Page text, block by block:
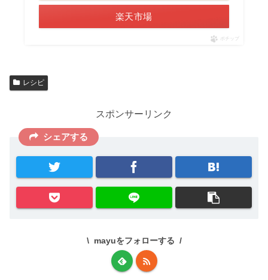
楽天市場
ポチップ
レシピ
スポンサーリンク
シェアする
mayuをフォローする